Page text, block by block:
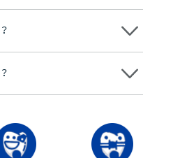
方案及對應的價錢，顧客同意並簽字
算收取費用，而匯率會及時告知客人
聯絡我們，告知我們你原本預約